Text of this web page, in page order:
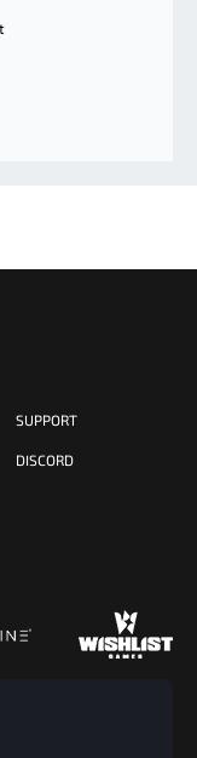
SUPPORT
DISCORD